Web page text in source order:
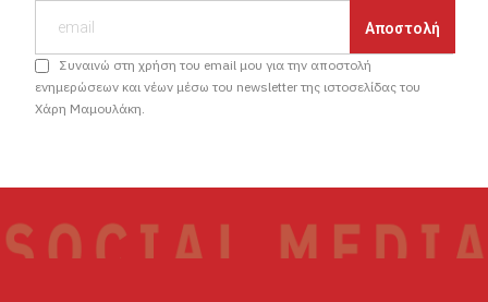
Συναινώ στη χρήση του email μου για την αποστολή
ενημερώσεων και νέων μέσω του newsletter της ιστοσελίδας του
Χάρη Μαμουλάκη.